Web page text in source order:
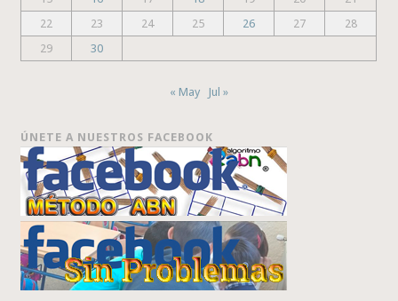
22
23 24 25 26 27
28
29
30
« May Jul »
ÚNETE A NUESTROS FACEBOOK